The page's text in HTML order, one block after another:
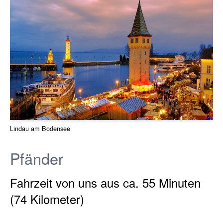
Lindau am Bodensee
Pfänder
Fahrzeit von uns aus ca. 55 Minuten
(74 Kilometer)